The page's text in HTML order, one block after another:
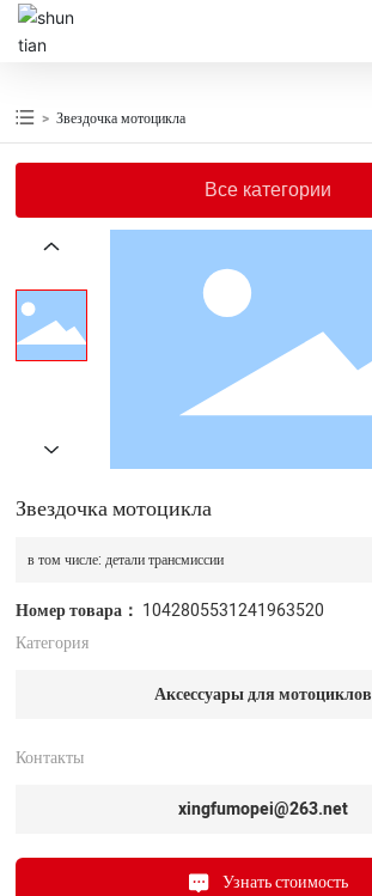
О КОМПАНИИ
ПРОДУКЦИЯ
НОВОСТИ
КОНТАКТЫ
Звездочка мотоцикла
Все категории
Звездочка мотоцикла
в том числе: детали трансмиссии
Номер товара： 1042805531241963520
Категория
Аксессуары для мотоциклов
Контакты
xingfumopei@263.net
Узнать стоимость